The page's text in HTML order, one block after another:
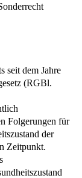
seit dem Jahre
(RGBl.
Folgerungen für
der
Zeitpunkt.